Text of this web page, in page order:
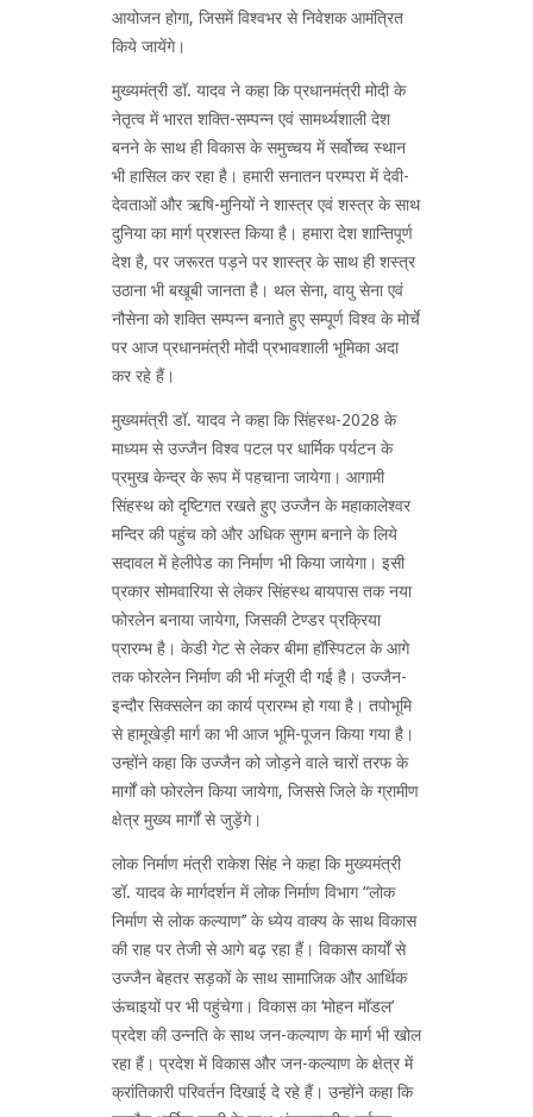
आयोजन होगा, जिसमें विश्वभर से निवेशक आमंत्रित
किये जायेंगे।
मुख्यमंत्री डॉ. यादव ने कहा कि प्रधानमंत्री मोदी के
नेतृत्व में भारत शक्ति-सम्पन्न एवं सामर्थ्यशाली देश
बनने के साथ ही विकास के समुच्चय में सर्वोच्च स्थान
भी हासिल कर रहा है। हमारी सनातन परम्परा में देवी-
देवताओं और ऋषि-मुनियों ने शास्त्र एवं शस्त्र के साथ
दुनिया का मार्ग प्रशस्त किया है। हमारा देश शान्तिपूर्ण
देश है, पर जरूरत पड़ने पर शास्त्र के साथ ही शस्त्र
उठाना भी बखूबी जानता है। थल सेना, वायु सेना एवं
नौसेना को शक्ति सम्पन्न बनाते हुए सम्पूर्ण विश्व के मोर्चे
पर आज प्रधानमंत्री मोदी प्रभावशाली भूमिका अदा
कर रहे हैं।
मुख्यमंत्री डॉ. यादव ने कहा कि सिंहस्थ-2028 के
माध्यम से उज्जैन विश्व पटल पर धार्मिक पर्यटन के
प्रमुख केन्द्र के रूप में पहचाना जायेगा। आगामी
सिंहस्थ को दृष्टिगत रखते हुए उज्जैन के महाकालेश्वर
मन्दिर की पहुंच को और अधिक सुगम बनाने के लिये
सदावल में हेलीपेड का निर्माण भी किया जायेगा। इसी
प्रकार सोमवारिया से लेकर सिंहस्थ बायपास तक नया
फोरलेन बनाया जायेगा, जिसकी टेण्डर प्रक्रिया
प्रारम्भ है। केडी गेट से लेकर बीमा हॉस्पिटल के आगे
तक फोरलेन निर्माण की भी मंजूरी दी गई है। उज्जैन-
इन्दौर सिक्सलेन का कार्य प्रारम्भ हो गया है। तपोभूमि
से हामूखेड़ी मार्ग का भी आज भूमि-पूजन किया गया है।
उन्होंने कहा कि उज्जैन को जोड़ने वाले चारों तरफ के
मार्गों को फोरलेन किया जायेगा, जिससे जिले के ग्रामीण
क्षेत्र मुख्य मार्गों से जुड़ेंगे।
लोक निर्माण मंत्री राकेश सिंह ने कहा कि मुख्यमंत्री
डॉ. यादव के मार्गदर्शन में लोक निर्माण विभाग “लोक
निर्माण से लोक कल्याण’’ के ध्येय वाक्य के साथ विकास
की राह पर तेजी से आगे बढ़ रहा हैं। विकास कार्यों से
उज्जैन बेहतर सड़कों के साथ सामाजिक और आर्थिक
ऊंचाइयों पर भी पहुंचेगा। विकास का ‘मोहन मॉडल’
प्रदेश की उन्नति के साथ जन-कल्याण के मार्ग भी खोल
रहा हैं। प्रदेश में विकास और जन-कल्याण के क्षेत्र में
क्रांतिकारी परिवर्तन दिखाई दे रहे हैं। उन्होंने कहा कि